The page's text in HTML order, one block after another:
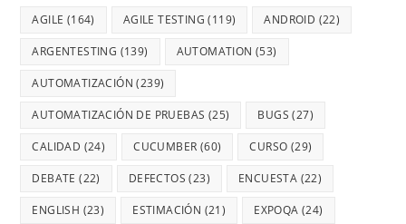
AGILE (164) AGILE TESTING (119) ANDROID (22)
ARGENTESTING (139) AUTOMATION (53)
AUTOMATIZACIÓN (239)
AUTOMATIZACIÓN DE PRUEBAS (25) BUGS (27)
CALIDAD (24) CUCUMBER (60) CURSO (29)
DEBATE (22) DEFECTOS (23) ENCUESTA (22)
ENGLISH (23) ESTIMACIÓN (21) EXPOQA (24)